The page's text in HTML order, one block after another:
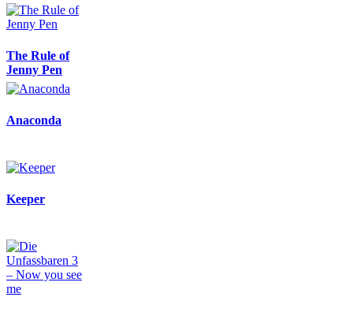
The Rule of
Jenny Pen
Anaconda
Keeper